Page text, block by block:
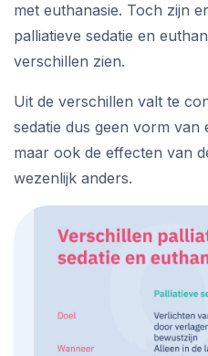
met euthanasie. Toch zijn
palliatieve sedatie en
verschillen zien.
Uit de verschillen valt te
sedatie dus geen vorm van
maar ook de effecten van
wezenlijk anders.